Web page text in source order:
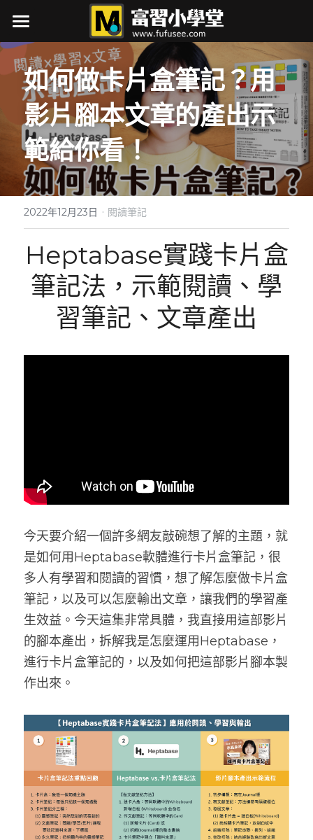
最新消息
關於我
接案項目
作品集
行銷力
展覽行銷大補帖
如何辦研討會
行銷即戰力
行銷忙甚麼
筆記
閱讀筆記
軟體筆記
自媒體
自媒體
生活
小時候的丁點事
下載
如何做卡片盒筆記？用
影片腳本文章的產出示
範給你看！
2022年12月23日 · 閱讀筆記
Heptabase實踐卡片盒
筆記法，示範閱讀、學
習筆記、文章產出
今天要介紹一個許多網友敲碗想了解的主題，就
是如何用Heptabase軟體進行卡片盒筆記，很
多人有學習和閱讀的習慣，想了解怎麼做卡片盒
筆記，以及可以怎麼輸出文章，讓我們的學習產
生效益。今天這集非常具體，我直接用這部影片
的腳本產出，拆解我是怎麼運用Heptabase，
進行卡片盒筆記的，以及如何把這部影片腳本製
作出來。
商品分類
所有商品分類